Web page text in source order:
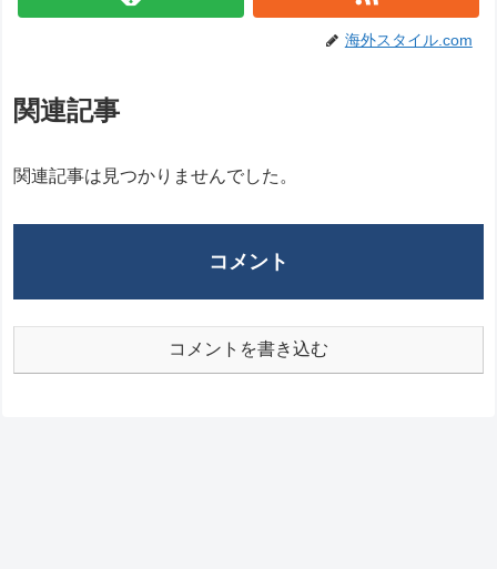
海外スタイル.com
関連記事
関連記事は見つかりませんでした。
コメント
コメントを書き込む